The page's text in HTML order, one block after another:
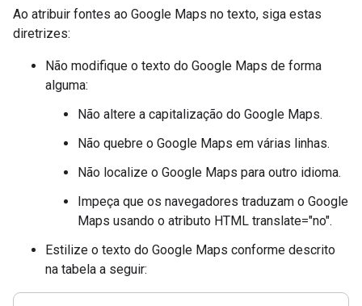
Ao atribuir fontes ao Google Maps no texto, siga estas
diretrizes:
Não modifique o texto do Google Maps de forma
alguma:
Não altere a capitalização do Google Maps.
Não quebre o Google Maps em várias linhas.
Não localize o Google Maps para outro idioma.
Impeça que os navegadores traduzam o Google
Maps usando o atributo HTML translate="no".
Estilize o texto do Google Maps conforme descrito
na tabela a seguir: